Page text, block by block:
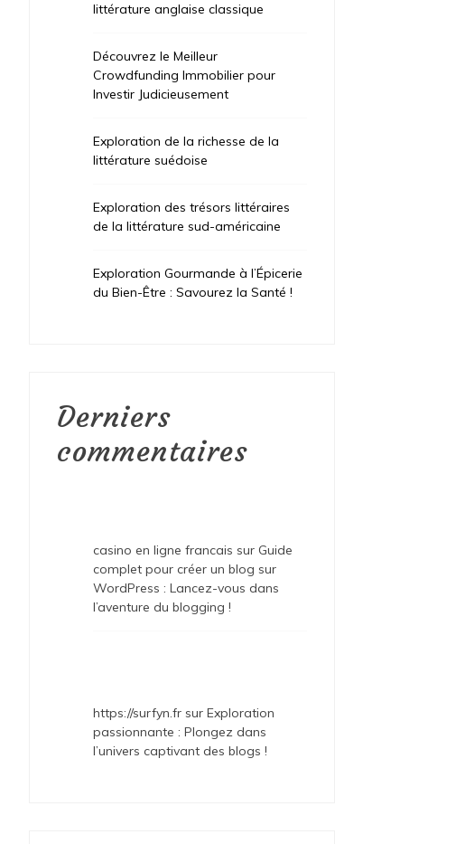
littérature anglaise classique
Découvrez le Meilleur
Crowdfunding Immobilier pour
Investir Judicieusement
Exploration de la richesse de la
littérature suédoise
Exploration des trésors littéraires
de la littérature sud-américaine
Exploration Gourmande à l’Épicerie
du Bien-Être : Savourez la Santé !
Derniers
commentaires
casino en ligne francais sur Guide
complet pour créer un blog sur
WordPress : Lancez-vous dans
l’aventure du blogging !
https://surfyn.fr surExploration
passionnante : Plongez dans
l’univers captivant des blogs !